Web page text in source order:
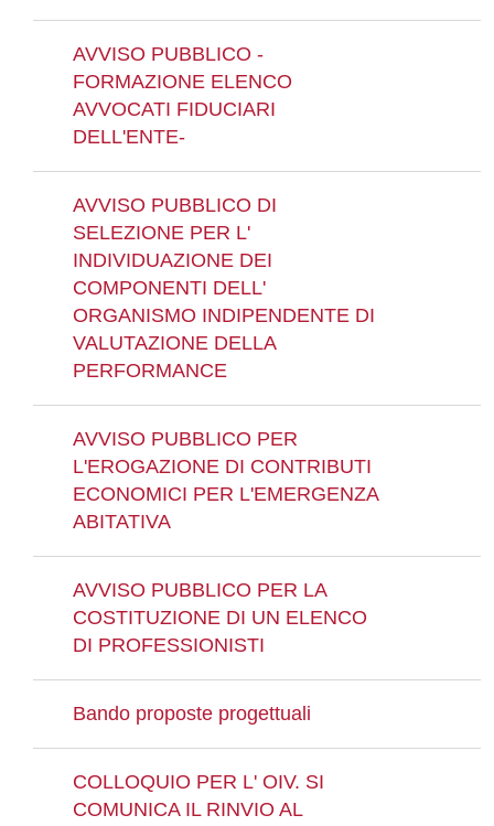
AVVISO PUBBLICO -
FORMAZIONE ELENCO
AVVOCATI FIDUCIARI
DELL'ENTE-
AVVISO PUBBLICO DI
SELEZIONE PER L'
INDIVIDUAZIONE DEI
COMPONENTI DELL'
ORGANISMO INDIPENDENTE DI
VALUTAZIONE DELLA
PERFORMANCE
AVVISO PUBBLICO PER
L'EROGAZIONE DI CONTRIBUTI
ECONOMICI PER L'EMERGENZA
ABITATIVA
AVVISO PUBBLICO PER LA
COSTITUZIONE DI UN ELENCO
DI PROFESSIONISTI
Bando proposte progettuali
COLLOQUIO PER L' OIV. SI
COMUNICA IL RINVIO AL